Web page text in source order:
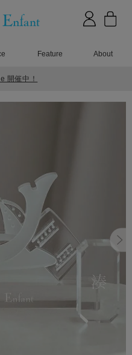
Feature About
開催中！
Kodomonohi